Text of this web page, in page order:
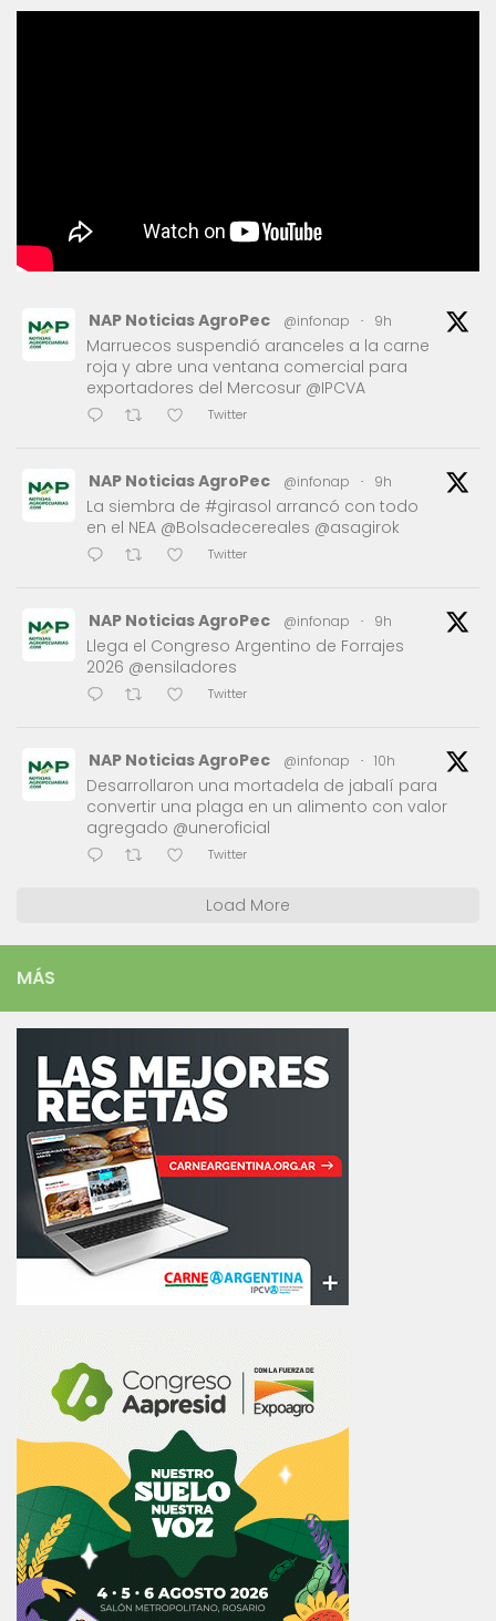
NAP Noticias AgroPec @infonap · 9h
Marruecos suspendió aranceles a la carne
roja y abre una ventana comercial para
exportadores del Mercosur @IPCVA
Twitter
NAP Noticias AgroPec @infonap · 9h
La siembra de #girasol arrancó con todo
en el NEA @Bolsadecereales @asagirok
Twitter
NAP Noticias AgroPec @infonap · 9h
Llega el Congreso Argentino de Forrajes
2026 @ensiladores
Twitter
NAP Noticias AgroPec @infonap · 10h
Desarrollaron una mortadela de jabalí para
convertir una plaga en un alimento con valor
agregado @uneroficial
Twitter
Load More
MÁS